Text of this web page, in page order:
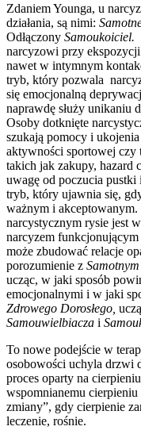
Zdaniem Younga, u
działania, są nimi:
Odłączony Samoukoiciel.
narcyzowi przy
nawet w intymnym
tryb, który pozwala
się emocjonalną
naprawdę służy unikaniu
Osoby dotknięte
szukają pomocy i
aktywności sportowej czy
takich jak zakupy, hazard
uwagę od poczucia pustki
tryb, który ujawnia się,
ważnym i
narcystycznym rysie jest
narcyzem
może zbudować relacje
porozumienie z
ucząc, w jaki sposób
emocjonalnymi i w jaki
Zdrowego Dorosłego,
Samouwielbiacza i
To nowe podejście w
osobowości uchyla drzwi
proces oparty na
wspomnianemu
zmiany”, gdy cierpienie
leczenie, rośnie.